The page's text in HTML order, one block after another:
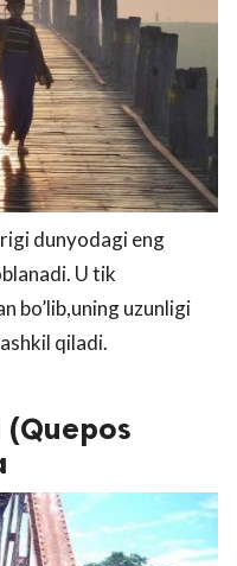
dunyodagi eng
U tik
bo’lib,uning uzunligi
qiladi.
(Quepos